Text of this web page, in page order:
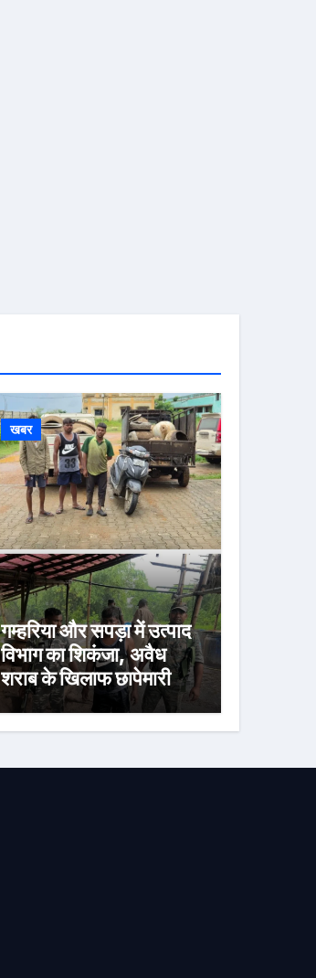
खबर
गम्हरिया और सपड़ा में उत्पाद
विभाग का शिकंजा, अवैध
शराब के खिलाफ छापेमारी में
तीन गिरफ्तार